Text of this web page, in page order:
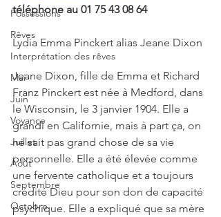
Possessions
Rêves
Interprétation des rêves
Mai
Juin
Voyance
Juillet
Août
Septembre
Octobre
téléphone au 01 75 43 08 64
Lydia Emma Pinckert alias Jeane Dixon
Jeane Dixon, fille de Emma et Richard
Franz Pinckert est née à Medford, dans
le Wisconsin, le 3 janvier 1904. Elle a
grandi en Californie, mais à part ça, on
ne sait pas grand chose de sa vie
personnelle. Elle a été élevée comme
une fervente catholique et a toujours
crédité Dieu pour son don de capacité
psychique. Elle a expliqué que sa mère